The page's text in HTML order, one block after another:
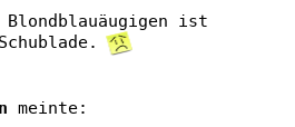
Blondblauäugigen ist
meinte: